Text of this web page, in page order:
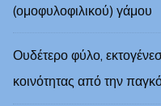
(ομοφυλοφιλικού) γάμου
Ουδέτερο φύλο,
κοινότητας από την